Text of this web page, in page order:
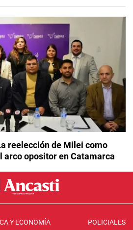
reelección de Milei como
arco opositor en Catamarca
Y ECONOMÍA POLICIALES